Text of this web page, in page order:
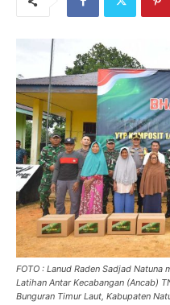
FOTO : Lanud Raden Sadjad
Latihan Antar Kecabangan (Ancab)
Bunguran Timur Laut, Kabupaten